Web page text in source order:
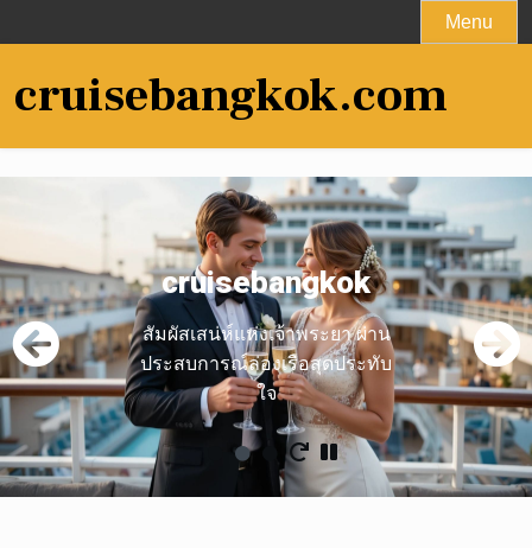
to
Menu
cruisebangkok.com
cruisebangkok
สัมผัสเสน่ห์แห่งเจ้าพระยา ผ่าน
ประสบการณ์ล่องเรือสุดประทับ
ใจ